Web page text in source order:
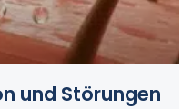
und Störungen